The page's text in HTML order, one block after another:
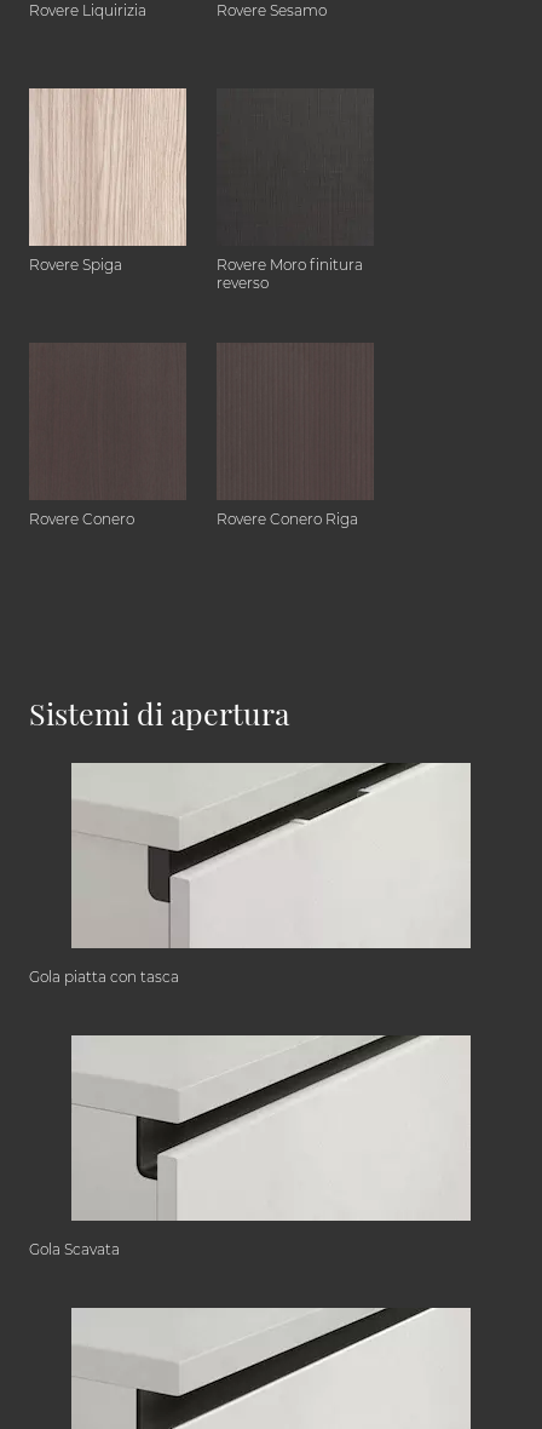
Rovere Liquirizia Rovere Sesamo
Rovere Spiga
Rovere Moro finitura
reverso
Rovere Conero Rovere Conero Riga
Sistemi di apertura
Gola piatta con tasca
Gola Scavata